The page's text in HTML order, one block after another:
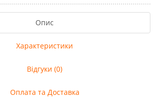
Опис
Характеристики
Відгуки (0)
Оплата та Доставка